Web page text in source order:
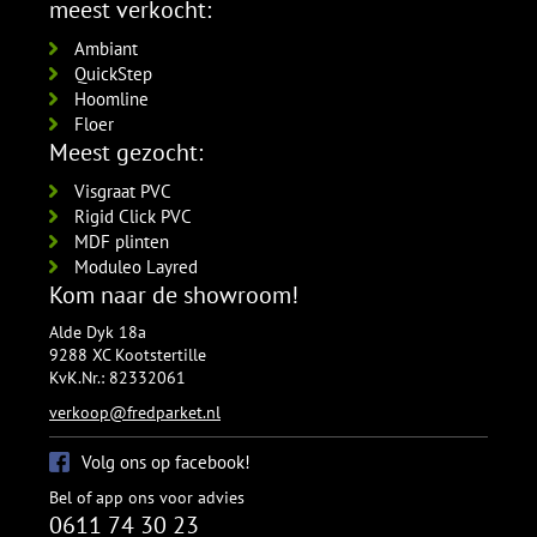
meest verkocht:
Ambiant
QuickStep
Hoomline
Floer
Meest gezocht:
Visgraat PVC
Rigid Click PVC
MDF plinten
Moduleo Layred
Kom naar de showroom!
Alde Dyk 18a
9288 XC Kootstertille
KvK.Nr.: 82332061
verkoop@fredparket.nl
Volg ons op facebook!
Bel of app ons voor advies
0611 74 30 23